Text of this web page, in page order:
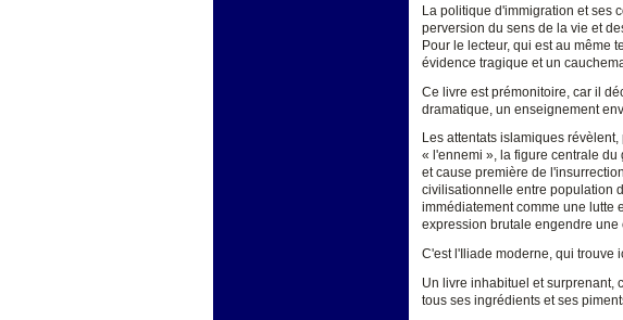
La politique d'immigration et ses
perversion du sens de la vie et
Pour le lecteur, qui est au même
évidence tragique et un
Ce livre est prémonitoire, car il
dramatique, un enseignement
Les attentats islamiques
« l'ennemi », la figure centrale
et cause première de
civilisationnelle entre population
immédiatement comme une lutte
expression brutale engendre
C'est l'Iliade moderne, qui trouve
Un livre inhabituel et surprenant,
tous ses ingrédients et ses